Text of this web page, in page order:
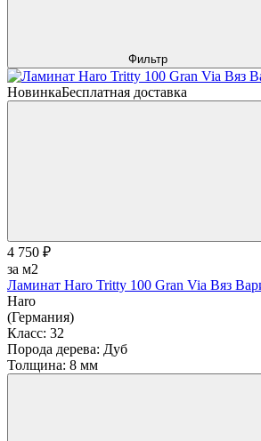
Фильтр
НовинкаБесплатная доставка
4 750 ₽
за м2
Ламинат Haro Tritty 100 Gran Via Вяз
Haro
(Германия)
Класс: 32
Порода дерева: Дуб
Толщина: 8 мм